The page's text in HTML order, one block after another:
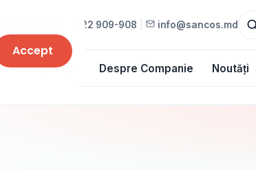
022 909-908 info@sancos.md
Lista de prețuri Despre Companie Noutăți
Accept